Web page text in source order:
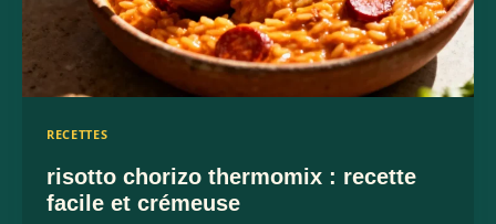
RECETTES
risotto chorizo thermomix : recette
facile et crémeuse